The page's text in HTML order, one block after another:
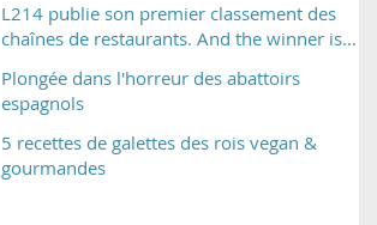
L214 publie son premier classement des
chaînes de restaurants. And the winner is...
Plongée dans l'horreur des abattoirs
espagnols
5 recettes de galettes des rois vegan &
gourmandes